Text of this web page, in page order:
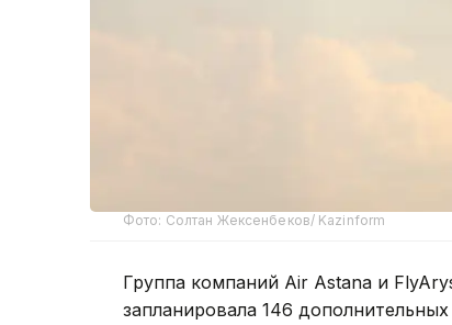
Фото: Солтан Жексенбеков/ Kazinform
Группа компаний Air Astana и
запланировала 146